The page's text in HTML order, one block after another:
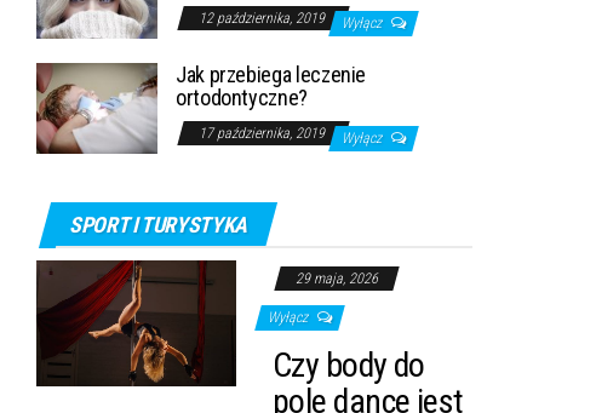
12 października, 2019 Wyłącz
Jak przebiega leczenie
ortodontyczne?
17 października, 2019 Wyłącz
SPORT I TURYSTYKA
29 maja, 2026
Wyłącz
Czy body do
pole dance jest